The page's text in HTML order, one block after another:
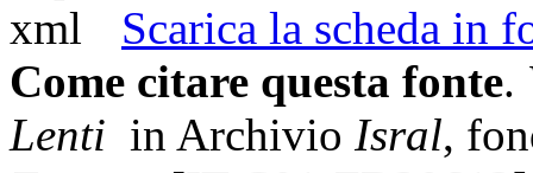
Scarica la scheda in
Come citare questa fonte.
Lenti in Archivio Isral,